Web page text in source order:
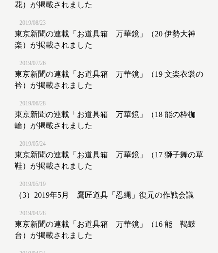
花）が掲載されました
2019/08/23
東京新聞の連載「お道具箱 万華鏡」（20 伊勢大神
楽）が掲載されました
2019/07/26
東京新聞の連載「お道具箱 万華鏡」（19 文楽衣裳の
衿）が掲載されました
2019/06/28
東京新聞の連載「お道具箱 万華鏡」（18 能の枠枷
輪）が掲載されました
2019/05/24
東京新聞の連載「お道具箱 万華鏡」（17 獅子舞の草
鞋）が掲載されました
2019/05/19
（3）2019年5月 鷹匠道具「忍縄」復元の作戦会議
2019/04/28
東京新聞の連載「お道具箱 万華鏡」（16 能 鞨鼓
台）が掲載されました